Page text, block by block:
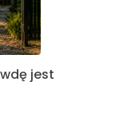
jest